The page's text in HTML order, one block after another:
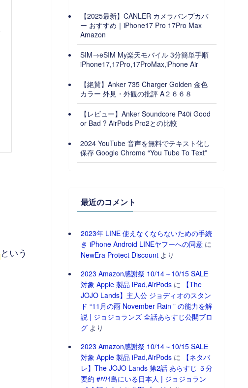
という
【2025最新】CANLER カメラバンプカバ
ー おすすめ｜iPhone17 Pro 17Pro Max
Amazon
SIM→eSIM My楽天モバイル 3分簡単手順
iPhone17,17Pro,17ProMax,iPhone Air
【絶賛】Anker 735 Charger Golden 金色
カラー 外見・外観の批評 A２６６８
【レビュー】Anker Soundcore P40i Good
or Bad ? AirPods Pro2との比較
2024 YouTube 音声を無料でテキスト化し
保存 Google Chrome “You Tube To Text”
最近のコメント
2023年 LINE 使えなくならないための手続
き iPhone Android LINEヤフーへの同意 に
NewEra Protect Discount より
2023 Amazon感謝祭 10/14～10/15 SALE
対象 Apple 製品 iPad,AirPods に
【The
JOJO Lands】主人公 ジョディオのスタン
ド “11月の雨 November Rain ” の能力を解
説 | ジョジョランズ 全話あらすじ公開ブロ
グ より
2023 Amazon感謝祭 10/14～10/15 SALE
対象 Apple 製品 iPad,AirPods に
【ネタバ
レ】The JOJO Lands 第2話 あらすじ ５分
要約 #ﾊﾜｲ島にいる日本人 | ジョジョラン